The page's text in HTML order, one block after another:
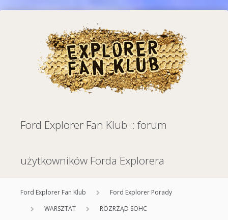
Ford Explorer Fan Klub :: forum
użytkowników Forda Explorera
Ford Explorer Fan Klub
Ford Explorer Porady
WARSZTAT
ROZRZĄD SOHC